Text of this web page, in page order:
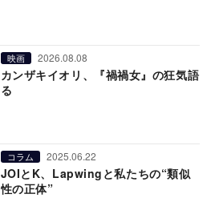
映画 2026.08.08
カンザキイオリ、『禍禍女』の狂気語
る
コラム 2025.06.22
JOIとK、Lapwingと私たちの“類似
性の正体”